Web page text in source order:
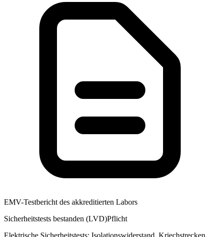
EMV-Testbericht des akkreditierten Labors
Sicherheitstests bestanden (LVD)Pflicht